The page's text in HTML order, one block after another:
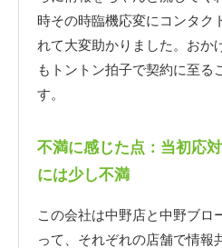
時その時臨機応変にコンタク
れて大変助かりました。おか
もトントン拍子で契約に至る
す。
不満に感じた点：当初応
には少し不満
この会社は中野店と中野ブロ
って、それぞれの店舗で情報